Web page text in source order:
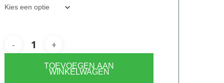
TOEVOEGEN AAN
WINKELWAGEN